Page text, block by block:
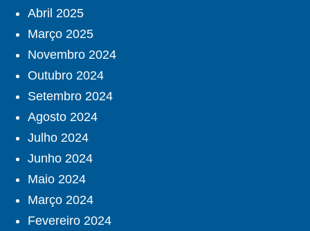
Abril 2025
Março 2025
Novembro 2024
Outubro 2024
Setembro 2024
Agosto 2024
Julho 2024
Junho 2024
Maio 2024
Março 2024
Fevereiro 2024